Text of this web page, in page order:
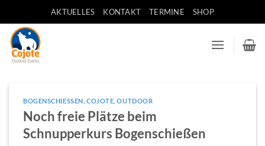
Inhalt
springen
AKTUELLES KONTAKT TERMINE SHOP
BOGENSCHIESSEN COJOTE ,OUTDOOR
Noch freie Plätze beim
Schnupperkurs Bogenschießen